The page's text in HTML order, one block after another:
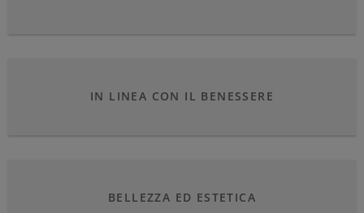
IN LINEA CON IL BENESSERE
BELLEZZA ED ESTETICA